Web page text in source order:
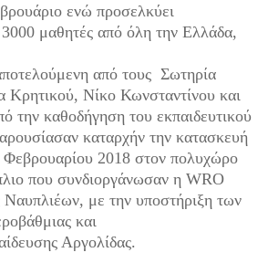
ενώ προσελκύει
μαθητές από όλη την Ελλάδα,
από τους Σωτηρία
Κρητικού, Νίκο Κωνσταντίνου και
την καθοδήγηση του εκπαιδευτικού
καταρχήν την κατασκευή
Φεβρουαρίου 2018 στον πολυχώρο
που συνδιοργάνωσαν η WRO
με την υποστήριξη των
και
Αργολίδας.